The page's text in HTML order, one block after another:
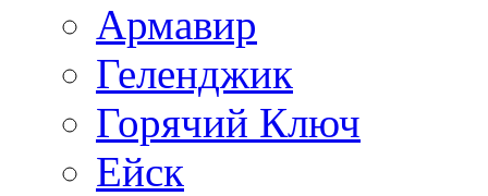
Армавир
Геленджик
Горячий Ключ
Ейск